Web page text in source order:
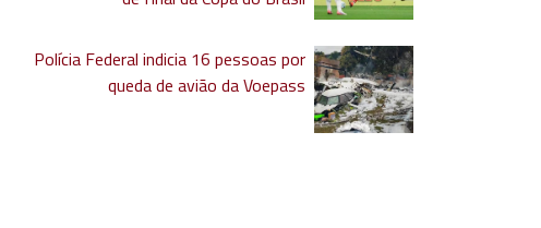
Polícia Federal indicia 16 pessoas por
queda de avião da Voepass